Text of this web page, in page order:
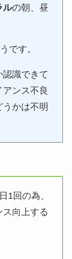
ルの朝、昼
です。
識できて
ンス不良
かは不明
1回の為、
向上する